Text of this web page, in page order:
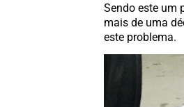
Sendo este um
mais de uma
este problema.